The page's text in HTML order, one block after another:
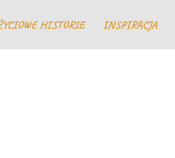
HISTORIE INSPIRACJA